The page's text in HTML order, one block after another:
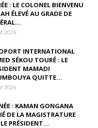
: LE COLONEL BIENVENU
ÉLEVÉ AU GRADE DE
2026
INTERNATIONAL
SÉKOU TOURÉ : LE
MAMADI
QUITTE...
2026
: KAMAN GONGANA
DE LA MAGISTRATURE
PRÉSIDENT...